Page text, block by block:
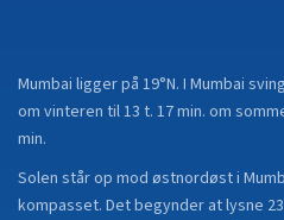
Mumbai ligger på 19°N. I Mumbai
om vinteren til 13 t. 17 min. om
min.
Solen står op mod østnordøst i
kompasset. Det begynder at lysne